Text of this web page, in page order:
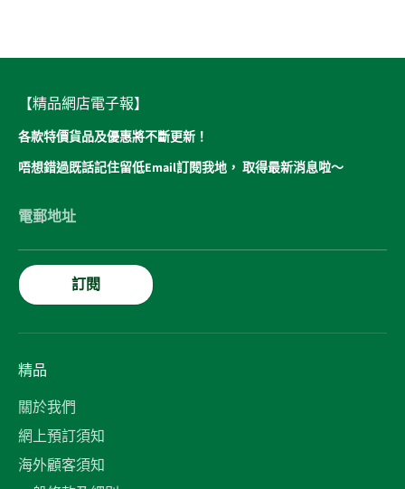
【精品網店電子報】
各款特價貨品及優惠將不斷更新！
唔想錯過既話記住留低Email訂閱我地， 取得最新消息啦～
電郵地址
訂閱
精品
關於我們
網上預訂須知
海外顧客須知